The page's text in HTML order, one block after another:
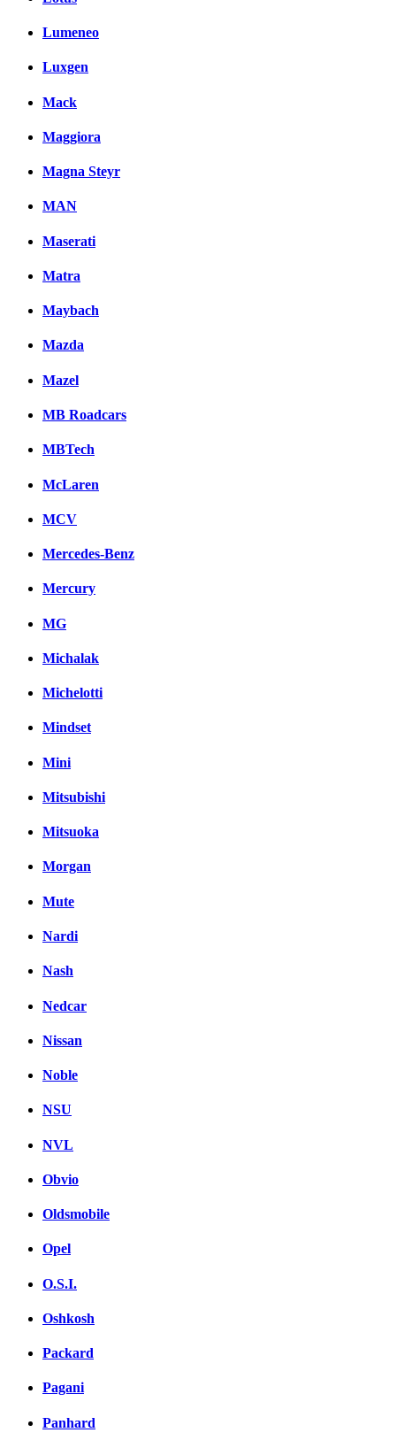
Lumeneo
Luxgen
Mack
Maggiora
Magna Steyr
MAN
Maserati
Matra
Maybach
Mazda
Mazel
MB Roadcars
MBTech
McLaren
MCV
Mercedes-Benz
Mercury
MG
Michalak
Michelotti
Mindset
Mini
Mitsubishi
Mitsuoka
Morgan
Mute
Nardi
Nash
Nedcar
Nissan
Noble
NSU
NVL
Obvio
Oldsmobile
Opel
O.S.I.
Oshkosh
Packard
Pagani
Panhard